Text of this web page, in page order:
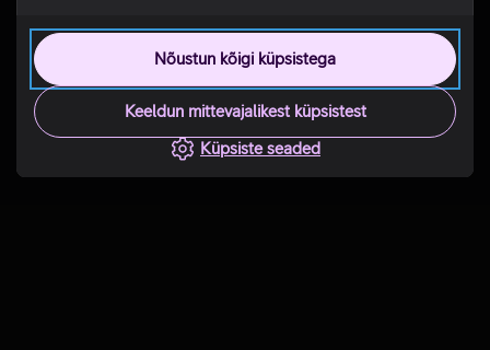
Nõustun kõigi küpsistega
Keeldun mittevajalikest küpsistest
Küpsiste seaded